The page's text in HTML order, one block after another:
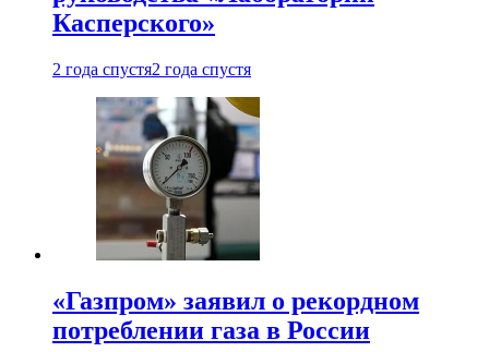
Касперского»
2 года спустя2 года спустя
«Газпром» заявил о рекордном
потреблении газа в России